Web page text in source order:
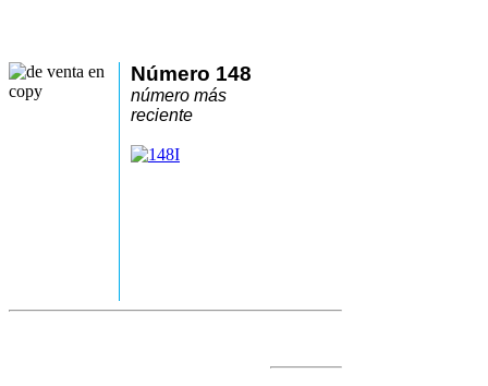
Número 148
número más
reciente